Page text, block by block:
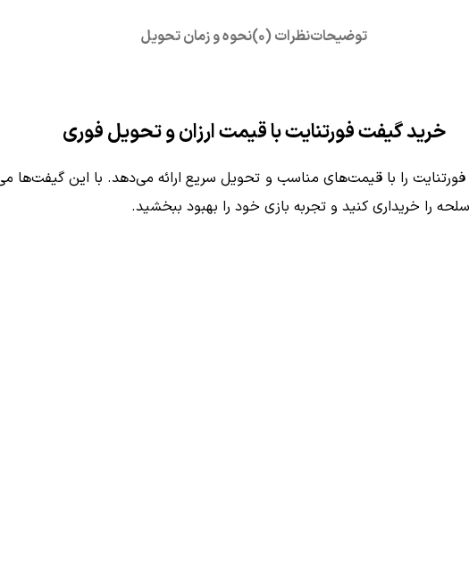
توضیحاتنظرات (0) نحوه و زمان تحویل
خرید گیفت فورتنایت با قیمت ارزان و تحویل فوری
را با قیمت‌های مناسب و تحویل سریع ارائه می‌دهد. با این گیفت‌ها
را خریداری کنید و تجربه بازی خود را بهبود ببخشید.